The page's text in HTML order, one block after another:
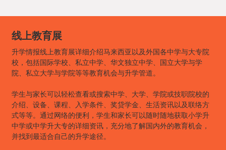
线上教育展
升学情报线上教育展详细介绍马来西亚以及外国各中学与大专院
校，包括国际学校、私立中学、华文独立中学、国立大学与学
院、私立大学与学院等等教育机会与升学管道。
学生与家长可以轻松查看或搜索中学、大学、学院或技职院校的
介绍、设备、课程、入学条件、奖贷学金、生活资讯以及联络方
式等等。通过网络的便利，学生和家长可以随时随地获取小学升
中学或中学升大专的详细资讯，充分地了解国内外的教育机会，
并找到最适合自己的升学途径。